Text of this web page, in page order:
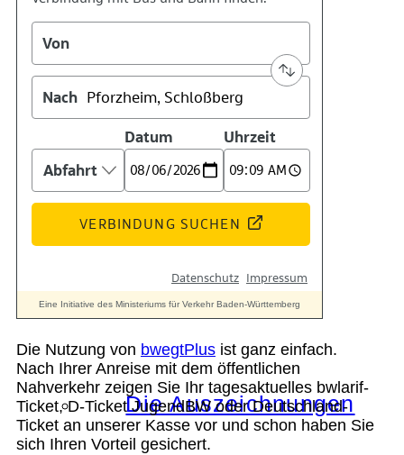
Kontakt
Kino
Das Team
Die Auszeichnungen
Die Nutzung von bwegtPlus ist ganz einfach.
Nach Ihrer Anreise mit dem öffentlichen
Nahverkehr zeigen Sie Ihr tagesaktuelles bwlarif-
Ticket, D-Ticket JugendBW oder Deutschland-
Ticket an unserer Kasse vor und schon haben Sie
sich Ihren Vorteil gesichert.